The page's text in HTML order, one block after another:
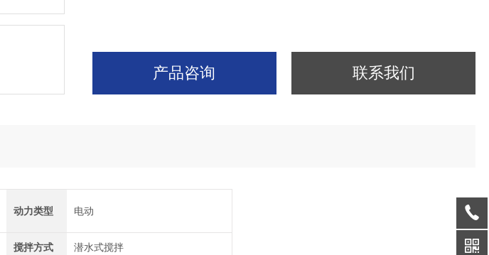
产品咨询 联系我们
动力类型 电动
搅拌方式 潜水式搅拌